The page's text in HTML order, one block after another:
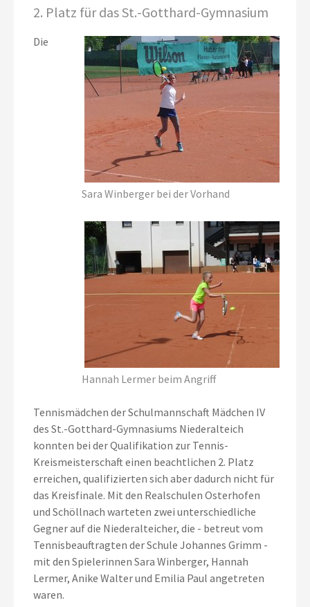
2. Platz für das St.-Gotthard-Gymnasium
Sara Winberger bei der Vorhand
Hannah Lermer beim Angriff
Die
Tennismädchen der Schulmannschaft Mädchen IV
des St.-Gotthard-Gymnasiums Niederalteich
konnten bei der Qualifikation zur Tennis-
Kreismeisterschaft einen beachtlichen 2. Platz
erreichen, qualifizierten sich aber dadurch nicht für
das Kreisfinale. Mit den Realschulen Osterhofen
und Schöllnach warteten zwei unterschiedliche
Gegner auf die Niederalteicher, die - betreut vom
Tennisbeauftragten der Schule Johannes Grimm -
mit den Spielerinnen Sara Winberger, Hannah
Lermer, Anike Walter und Emilia Paul angetreten
waren.